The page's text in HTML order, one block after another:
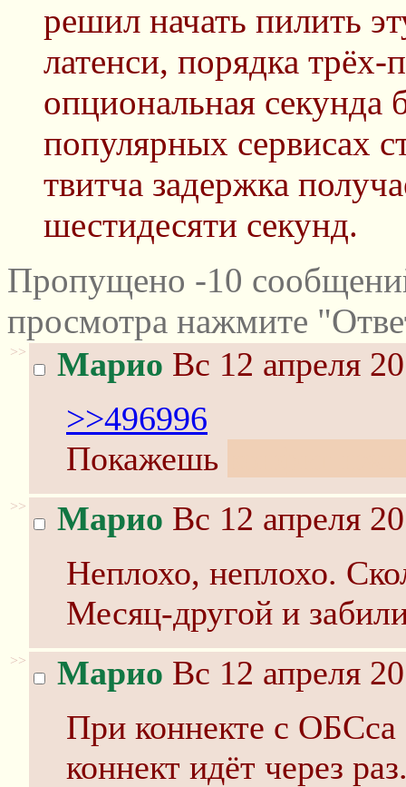
решил начать пилить
латенси, порядка
опциональная секунда
популярных сервисах
твитча задержка
шестидесяти секунд.
Пропущено -10
просмотра нажмите
>> Марио Вс 12 апреля
>>496996
Покажешь
>> Марио Вс 12 апреля
Неплохо, неплохо.
Месяц-другой и
>> Марио Вс 12 апреля
При коннекте с
коннект идёт через